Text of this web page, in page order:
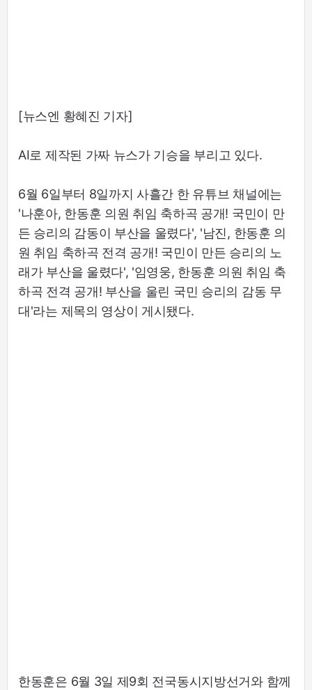
[뉴스엔 황혜진 기자]
AI로 제작된 가짜 뉴스가 기승을 부리고 있다.
6월 6일부터 8일까지 사흘간 한 유튜브 채널에는
'나훈아, 한동훈 의원 취임 축하곡 공개! 국민이 만
든 승리의 감동이 부산을 울렸다', '남진, 한동훈 의
원 취임 축하곡 전격 공개! 국민이 만든 승리의 노
래가 부산을 울렸다', '임영웅, 한동훈 의원 취임 축
하곡 전격 공개! 부산을 울린 국민 승리의 감동 무
대'라는 제목의 영상이 게시됐다.
한동훈은 6월 3일 제9회 전국동시지방선거와 함께